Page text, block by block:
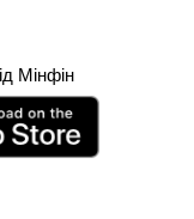
Мінфін